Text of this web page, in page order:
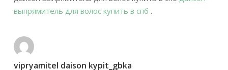
выпрямитель для волос купить в спб .
vipryamitel daison kypit_gbka